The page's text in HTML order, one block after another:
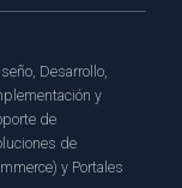
Desarrollo,
y
de
de
y Portales